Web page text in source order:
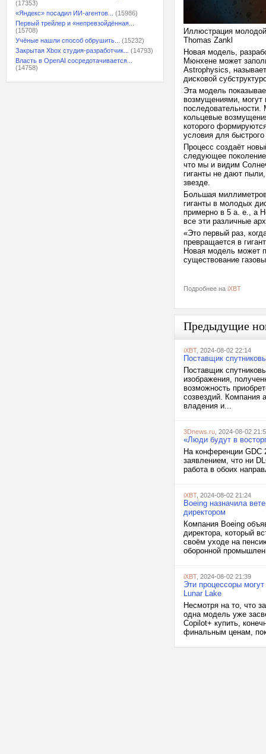
(17353)
«Яндекс» посадил ИИ-агентов...
(15986)
Первый трейлер и «непревзойдённая...
(15708)
Учёные нашли способ обрушить...
(15232)
Закрытая Xbox студия-разработчик...
(14793)
Власть в OpenAI сосредотачивается...
(14758)
Иллюстрация
Thomas Zankl
Новая модель,
Мюнхене может
Astrophysics,
дисковой
Эта модель
возмущениями, могут
кольцевые
которого
условия для
Процесс создаёт
следующее поколение
что мы и видим
гиганты не дают
звезде.
Большая
гиганты в молодых
примерно в 5 а. е., а
все эти различные
«Это первый раз,
превращается в
Новая модель может
существование
Подробнее на iXBT
Предыдущие
iXBT, 2024-08-02 22:14
Поставщик
Поставщик
изображения,
возможность
созвездий. Компания
владения и...
3Dnews.ru , 2024-08-02
«Люди будут в
На конференции GDC
заявлением, что ни
работа в обоих
iXBT, 2024-08-02 21:24
Boeing назначила
директором
Компания Boeing
директора, который
своём уходе на
оборонной
iXBT, 2024-08-02 21:39
Эти процессоры
Lunar Lake
Несмотря на то, что
одна модель уже
Copilot+ купить,
финальным ценам,